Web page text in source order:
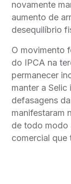
novamente
aumento de
desequilíbrio
O movimento
do IPCA na
permanecer
manter a
defasagens
manifestaram
de todo modo
comercial que